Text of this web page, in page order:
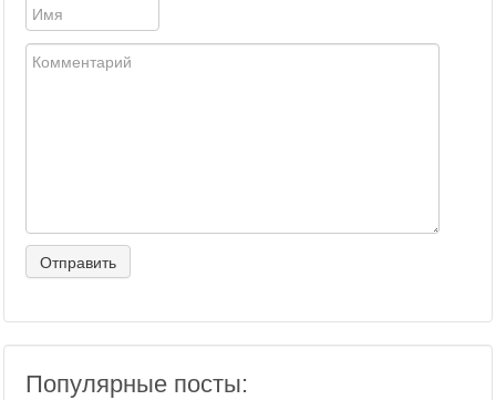
Популярные посты: